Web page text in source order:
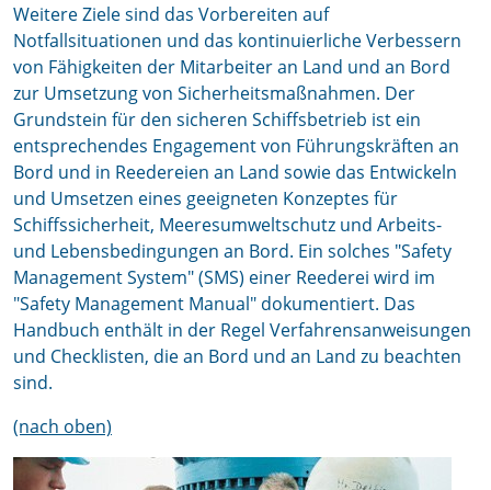
Weitere Ziele sind das Vorbereiten auf
Notfallsituationen und das kontinuierliche Verbessern
von Fähigkeiten der Mitarbeiter an Land und an Bord
zur Umsetzung von Sicherheitsmaßnahmen. Der
Grundstein für den sicheren Schiffsbetrieb ist ein
entsprechendes Engagement von Führungskräften an
Bord und in Reedereien an Land sowie das Entwickeln
und Umsetzen eines geeigneten Konzeptes für
Schiffssicherheit, Meeresumweltschutz und Arbeits-
und Lebensbedingungen an Bord. Ein solches "Safety
Management System" (SMS) einer Reederei wird im
"Safety Management Manual" dokumentiert. Das
Handbuch enthält in der Regel Verfahrensanweisungen
und Checklisten, die an Bord und an Land zu beachten
sind.
(nach oben)